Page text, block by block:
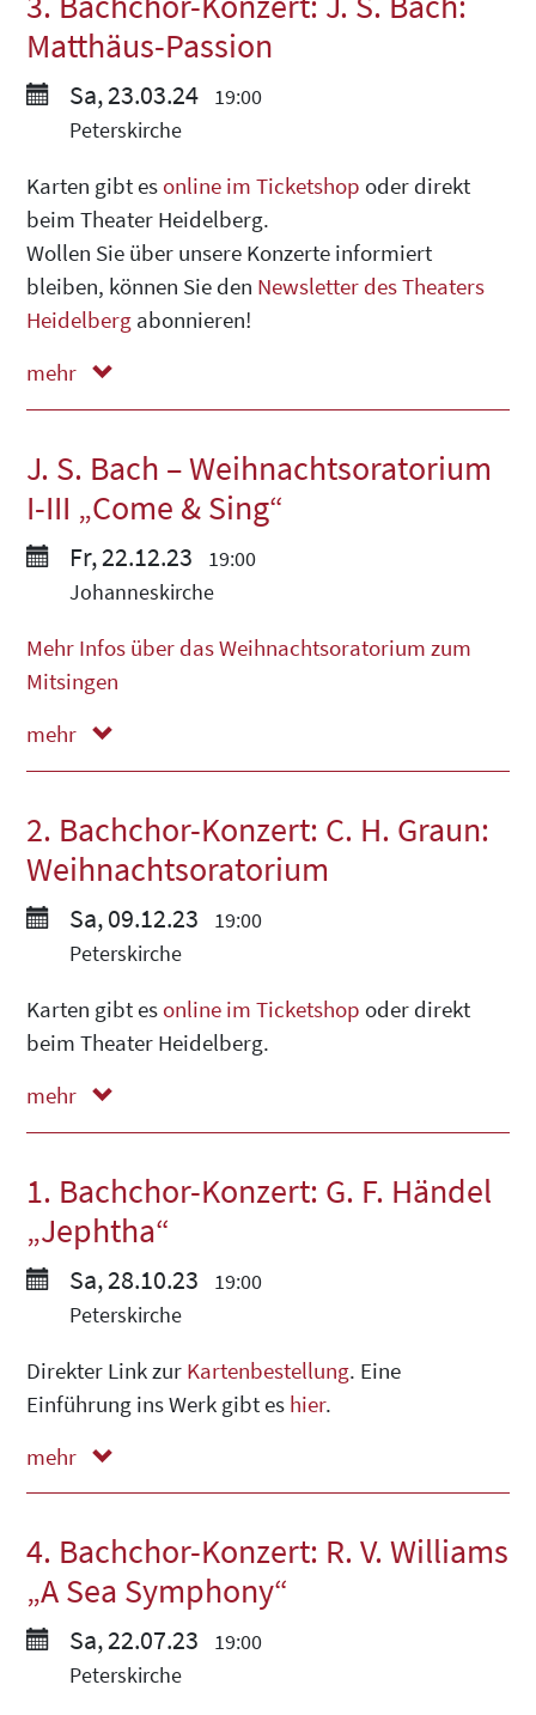
Matthäus-Passion
Sa, 23.03.24
19:00
Peterskirche
Karten gibt esonline im Ticketshop oder direkt
beim Theater Heidelberg.
Wollen Sie über unsere Konzerte informiert
bleiben, können Sie den Newsletter des Theaters
Heidelberg abonnieren!
mehr
weniger
J. S. Bach – Weihnachtsoratorium
I-III „Come & Sing“
Fr, 22.12.23
19:00
Johanneskirche
Mehr Infos über das Weihnachtsoratorium zum
Mitsingen
mehr
weniger
2. Bachchor-Konzert: C. H. Graun:
Weihnachtsoratorium
Sa, 09.12.23
19:00
Peterskirche
Karten gibt esonline im Ticketshop oder direkt
beim Theater Heidelberg.
mehr
weniger
1. Bachchor-Konzert: G. F. Händel
„Jephtha“
Sa, 28.10.23
19:00
Peterskirche
Direkter Link zur Kartenbestellung. Eine
Einführung ins Werk gibt es hier.
mehr
weniger
4. Bachchor-Konzert: R. V. Williams
„A Sea Symphony“
Sa, 22.07.23
19:00
Peterskirche